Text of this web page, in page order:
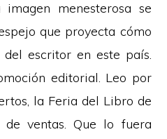
menesterosa se
que proyecta cómo
escritor en este país.
editorial. Leo por
la Feria del Libro de
ventas. Que lo fuera